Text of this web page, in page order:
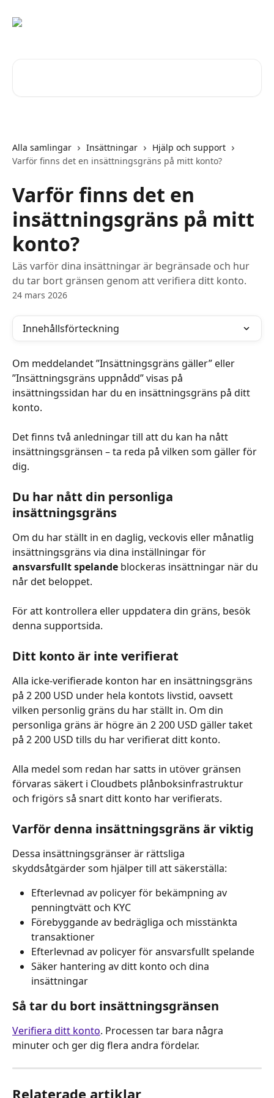
Alla samlingar Insättningar
Hjälp och support
Varför finns det en insättningsgräns på mitt konto?
Varför finns det en
insättningsgräns på mitt
konto?
Läs varför dina insättningar är begränsade och hur
du tar bort gränsen genom att verifiera ditt konto.
24 mars 2026
Innehållsförteckning
Om meddelandet ”Insättningsgräns gäller” eller
”Insättningsgräns uppnådd” visas på
insättningssidan har du en insättningsgräns på ditt
konto.
Det finns två anledningar till att du kan ha nått
insättningsgränsen – ta reda på vilken som gäller för
dig.
Du har nått din personliga
insättningsgräns
Om du har ställt in en daglig, veckovis eller månatlig
insättningsgräns via dina inställningar för
ansvarsfullt spelande blockeras insättningar när du
når det beloppet.
För att kontrollera eller uppdatera din gräns, besök
denna supportsida.
Ditt konto är inte verifierat
Alla icke-verifierade konton har en insättningsgräns
på 2 200 USD under hela kontots livstid, oavsett
vilken personlig gräns du har ställt in. Om din
personliga gräns är högre än 2 200 USD gäller taket
på 2 200 USD tills du har verifierat ditt konto.
Alla medel som redan har satts in utöver gränsen
förvaras säkert i Cloudbets plånboksinfrastruktur
och frigörs så snart ditt konto har verifierats.
Varför denna insättningsgräns är viktig
Dessa insättningsgränser är rättsliga
skyddsåtgärder som hjälper till att säkerställa:
Efterlevnad av policyer för bekämpning av
penningtvätt och KYC
Förebyggande av bedrägliga och misstänkta
transaktioner
Efterlevnad av policyer för ansvarsfullt spelande
Säker hantering av ditt konto och dina
insättningar
Så tar du bort insättningsgränsen
Verifiera ditt konto. Processen tar bara några
minuter och ger dig flera andra fördelar.
Relaterade artiklar